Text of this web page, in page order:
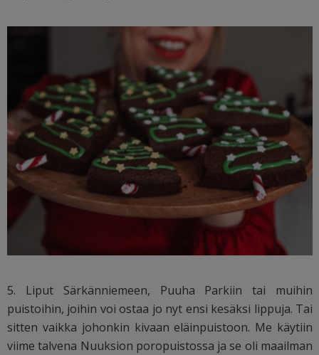
5. Liput Särkänniemeen, Puuha Parkiin tai muihin
puistoihin, joihin voi ostaa jo nyt ensi kesäksi lippuja. Tai
sitten vaikka johonkin kivaan eläinpuistoon. Me käytiin
viime talvena Nuuksion poropuistossa ja se oli maailman